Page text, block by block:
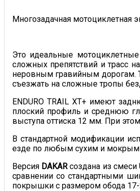
Многозадачная мотоциклетная
Это идеальные
сложных препятствий и трасс
неровным гравийным дорогам.
съезжать на сложные тропы
ENDURO TRAIL XT+ имеют
плоский профиль и среднюю
выступа оттиска 12 мм. При
В стандартной модификации
езде по любым сухим и мокрым
Версия DAKARсоздана из смеси
сравнении со стандартными
покрышки с размером обода 17-